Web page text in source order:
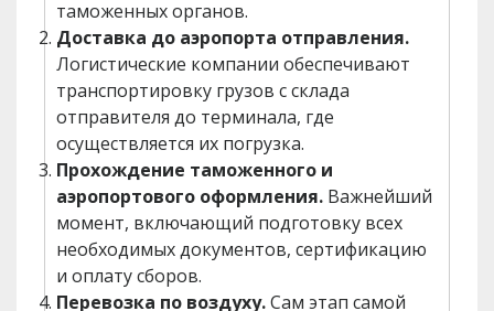
таможенных органов.
Доставка до аэропорта отправления.
Логистические компании обеспечивают
транспортировку грузов с склада
отправителя до терминала, где
осуществляется их погрузка.
Прохождение таможенного и
аэропортового оформления. Важнейший
момент, включающий подготовку всех
необходимых документов, сертификацию
и оплату сборов.
Перевозка по воздуху.Сам этап самой